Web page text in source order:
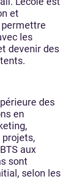
et
permettre
les
devenir des
des
en
aux
sont
selon les